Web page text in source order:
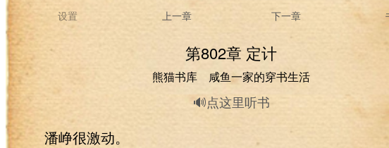
设置 上一章 下一章
第802章 定计
熊猫书库 咸鱼一家的穿书生活
🔊点这里听书
潘峥很激动。